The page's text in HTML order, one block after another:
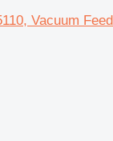
Vacuum Feed